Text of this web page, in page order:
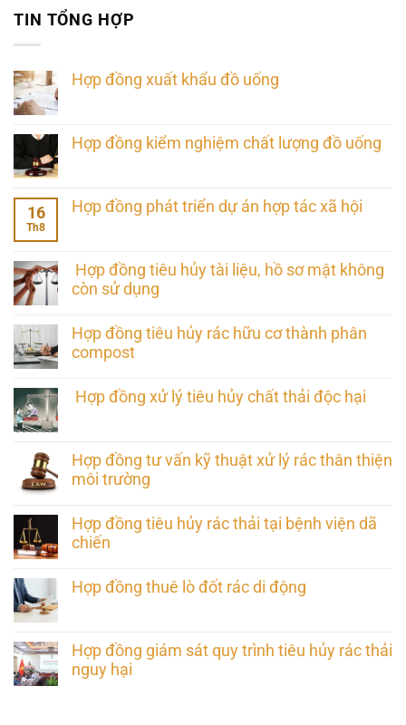
TIN TỔNG HỢP
Hợp đồng xuất khẩu đồ uống
Hợp đồng kiểm nghiệm chất lượng đồ uống
16
Th8
Hợp đồng phát triển dự án hợp tác xã hội
Hợp đồng tiêu hủy tài liệu, hồ sơ mật không
còn sử dụng
Hợp đồng tiêu hủy rác hữu cơ thành phân
compost
Hợp đồng xử lý tiêu hủy chất thải độc hại
Hợp đồng tư vấn kỹ thuật xử lý rác thân thiện
môi trường
Hợp đồng tiêu hủy rác thải tại bệnh viện dã
chiến
Hợp đồng thuê lò đốt rác di động
Hợp đồng giám sát quy trình tiêu hủy rác thải
nguy hại